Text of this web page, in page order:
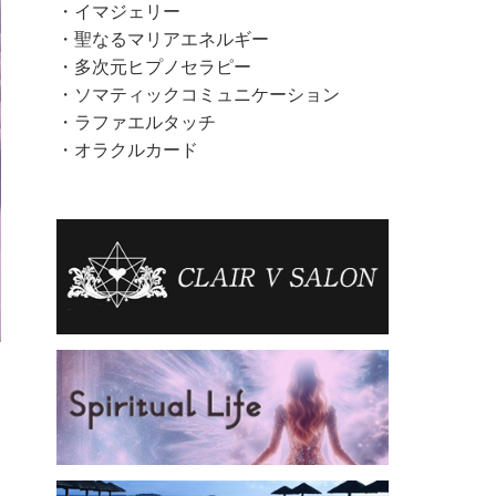
・ イマジェリー
・ 聖なるマリアエネルギー
・ 多次元ヒプノセラピー
・ ソマティックコミュニケーション
・ ラファエルタッチ
・ オラクルカード